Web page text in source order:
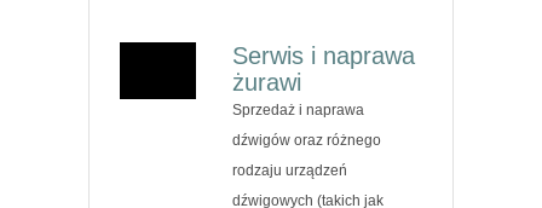
Serwis i naprawa
żurawi
Sprzedaż i naprawa
dźwigów oraz różnego
rodzaju urządzeń
dźwigowych (takich jak